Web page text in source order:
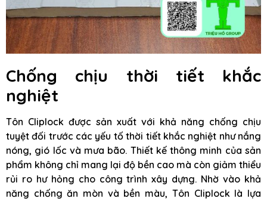
Chống chịu thời tiết khắc
nghiệt
Tôn Cliplock được sản xuất với khả năng chống chịu
tuyệt đối trước các yếu tố thời tiết khắc nghiệt như nắng
nóng, gió lốc và mưa bão. Thiết kế thông minh của sản
phẩm không chỉ mang lại độ bền cao mà còn giảm thiểu
rủi ro hư hỏng cho công trình xây dựng. Nhờ vào khả
năng chống ăn mòn và bền màu, Tôn Cliplock là lựa